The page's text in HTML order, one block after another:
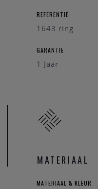
REFERENTIE
1643 ring
GARANTIE
1 Jaar
MATERIAAL
MATERIAAL & KLEUR